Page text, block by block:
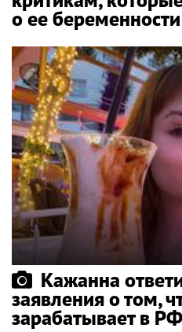
о ее беременности
Кажанна
заявления о том,
зарабатывает в РФ